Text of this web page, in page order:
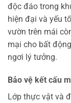
độc đáo trong
hiện đại và yếu
vườn trên mái
mại cho bất
ngơi lý tưởng.
Bảo vệ kết cấu
Lớp thực vật và